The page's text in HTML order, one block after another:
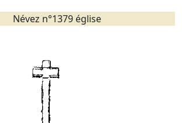
Névez n°1379 église